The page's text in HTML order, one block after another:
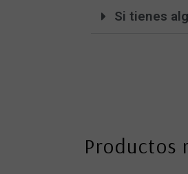
Si tienes
Productos